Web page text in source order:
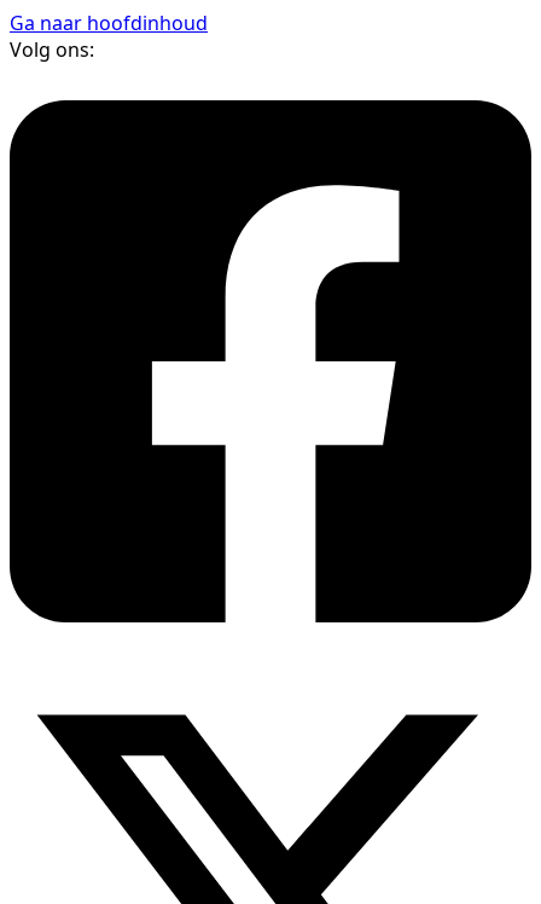
Ga naar hoofdinhoud
Volg ons: